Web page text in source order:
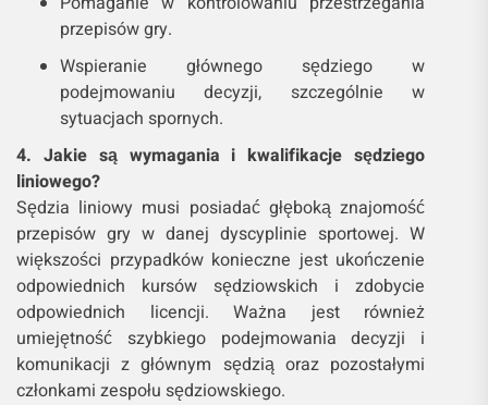
przepisów gry.
Wspieranie głównego sędziego w
podejmowaniu decyzji, szczególnie w
sytuacjach spornych.
4. Jakie są wymagania i kwalifikacje sędziego
liniowego?
Sędzia liniowy musi posiadać głęboką znajomość
przepisów gry w danej dyscyplinie sportowej. W
większości przypadków konieczne jest ukończenie
odpowiednich kursów sędziowskich i zdobycie
odpowiednich licencji. Ważna jest również
umiejętność szybkiego podejmowania decyzji i
komunikacji z głównym sędzią oraz pozostałymi
członkami zespołu sędziowskiego.